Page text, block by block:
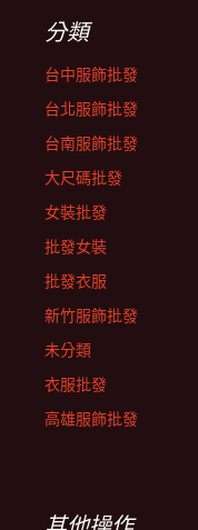
分類
台中服飾批發
台北服飾批發
台南服飾批發
大尺碼批發
女裝批發
批發女裝
批發衣服
新竹服飾批發
未分類
衣服批發
高雄服飾批發